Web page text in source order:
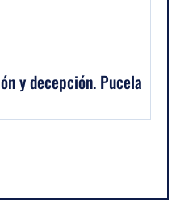
y decepción. Pucela